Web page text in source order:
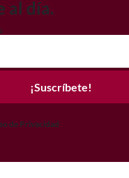
al día.
¡Suscríbete!
de Privacidad